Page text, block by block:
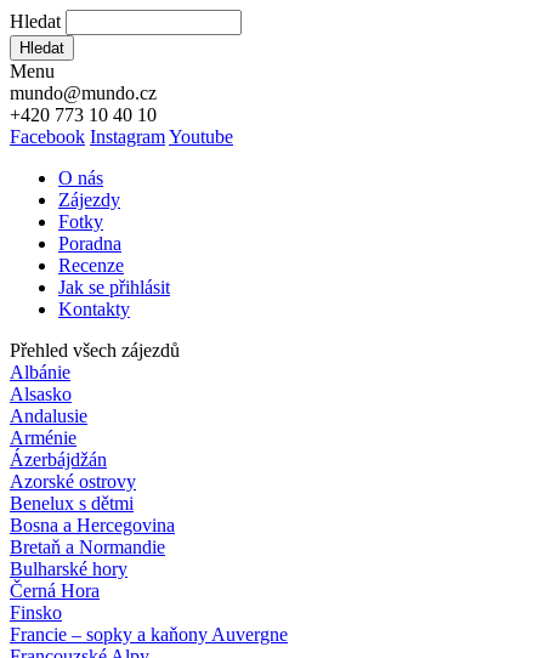
Hledat
Hledat
Menu
mundo@mundo.cz
+420 773 10 40 10
Facebook InstagramYoutube
O nás
Zájezdy
Fotky
Poradna
Recenze
Jak se přihlásit
Kontakty
Přehled všech zájezdů
Albánie
Alsasko
Andalusie
Arménie
Ázerbájdžán
Azorské ostrovy
Benelux s dětmi
Bosna a Hercegovina
Bretaň a Normandie
Bulharské hory
Černá Hora
Finsko
Francie – sopky a kaňony Auvergne